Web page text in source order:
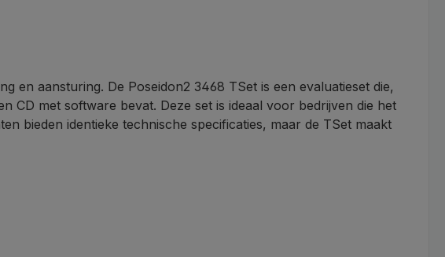
en aansturing. De Poseidon2 3468 TSet is een evaluatieset die,
CD met software bevat. Deze set is ideaal voor bedrijven die het
bieden identieke technische specificaties, maar de TSet maakt